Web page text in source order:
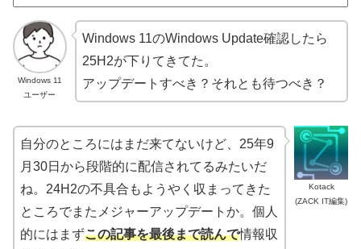
Windows 11
ユーザー
Windows 11のWindows Update確認したら
25H2が下りてきてた。
アップデートすべき？それとも待つべき？
Kotack
(ZACK IT編集)
自分のところにはまだ来てないけど、25年9
月30日から段階的に配信されてるみたいだ
ね。24H2の不具合もようやく収まってきた
ところでまたメジャーアップデートか。個人
的にはまずこの記事を最後まで読んで情報収